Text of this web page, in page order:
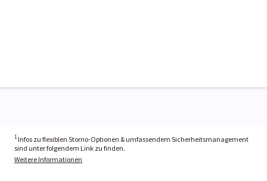
1 Infos zu flexiblen Storno-Optionen & umfassendem Sicherheitsmanagement
sind unter folgendem Link zu finden.
Weitere Informationen